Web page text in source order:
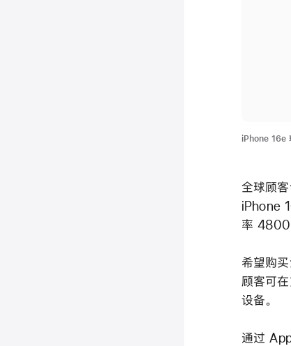
iPhone 16e
全球顾
iPhone
率 4800
希望购
顾客可
设备。
通过